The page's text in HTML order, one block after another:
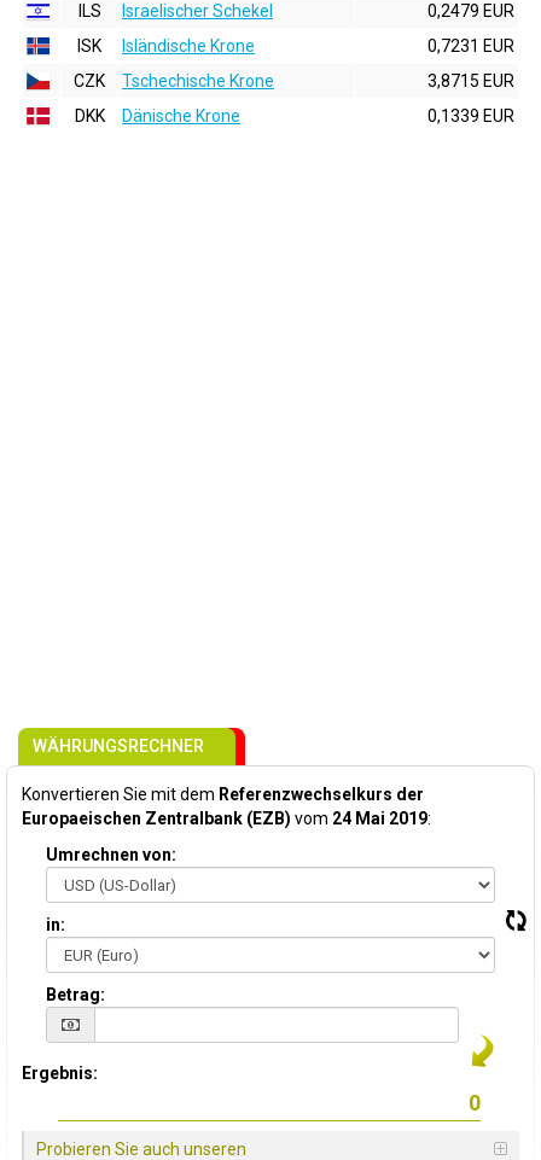
ILS
Israelischer Schekel
0,2479 EUR
ISK
Isländische Krone
0,7231 EUR
CZK
Tschechische Krone
3,8715 EUR
DKK
Dänische Krone 0,1339 EUR
WÄHRUNGSRECHNER
Konvertieren Sie mit dem Referenzwechselkurs der
Europaeischen Zentralbank (EZB) vom 24 Mai 2019:
Umrechnen von:
in:
Betrag:
Ergebnis:
Probieren Sie auch unseren